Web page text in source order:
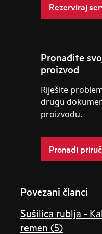
Rezerviraj
Pronađite
proizvod
Riješite
drugu
proizvodu.
Pronađi
Povezani članci
Sušilica rublja -
remen (5)